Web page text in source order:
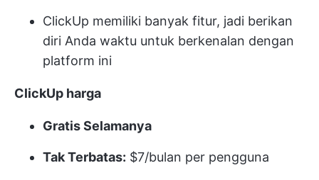
ClickUp memiliki banyak fitur, jadi berikan
diri Anda waktu untuk berkenalan dengan
platform ini
ClickUp harga
Gratis Selamanya
Tak Terbatas: $7/bulan per pengguna